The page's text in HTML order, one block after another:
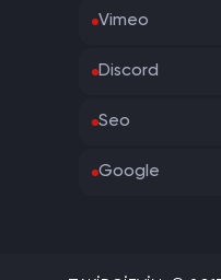
Vimeo
Discord
Seo
Google